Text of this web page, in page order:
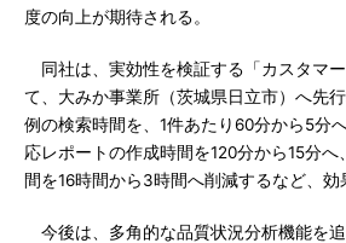
度の向上が期待される。
同社は、実効性を検証する「カスタマ
て、大みか事業所（茨城県日立市）へ先
例の検索時間を、1件あたり60分から5分
応レポートの作成時間を120分から15分
間を16時間から3時間へ削減するなど、効
今後は、多角的な品質状況分析機能を